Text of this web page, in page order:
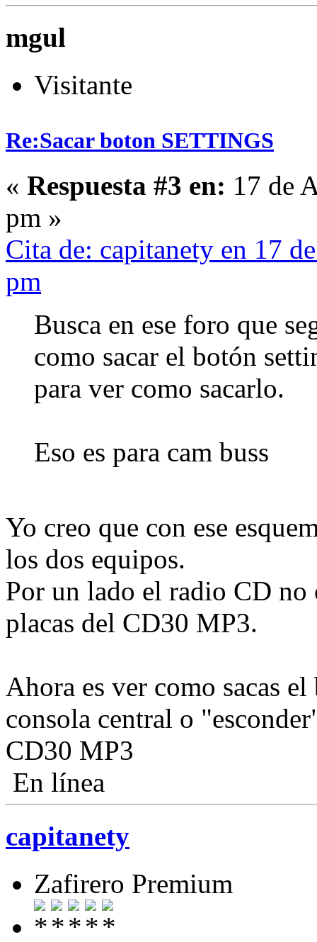
mgul
Visitante
Re:Sacar boton SETTINGS
« Respuesta #3 en: 17 de
pm »
Cita de: capitanety en 17
pm
Busca en ese foro que
como sacar el botón
para ver como sacarlo.
Eso es para cam buss
Yo creo que con ese
los dos equipos.
Por un lado el radio CD
placas del CD30 MP3.
Ahora es ver como sacas
consola central o
CD30 MP3
En línea
capitanety
Zafirero Premium